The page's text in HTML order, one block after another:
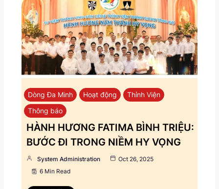
Dòng Đa Minh Hoạt động
Thỉnh Viện
Thông báo
HÀNH HƯƠNG FATIMA BÌNH TRIỆU:
BƯỚC ĐI TRONG NIỀM HY VỌNG
System Administration
Oct 26, 2025
6 Min Read